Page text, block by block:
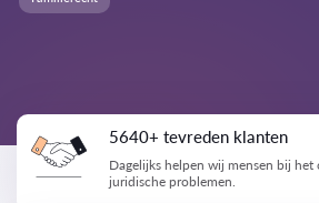
5640+ tevreden klanten
Dagelijks helpen wij mensen bij het
juridische problemen.